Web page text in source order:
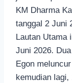
KM Dharma
tanggal 2 Juni
Lautan Utama
Juni 2026.
Egon
kemudian